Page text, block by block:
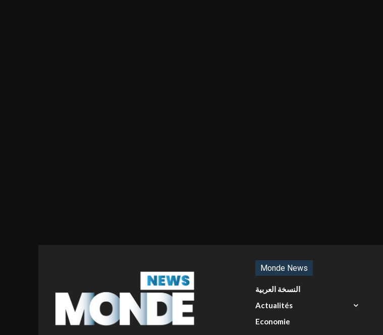
Monde News
النسخة العربية
Actualités
Economie